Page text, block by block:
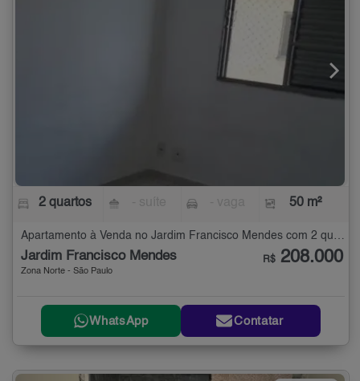
2 quartos 50 m²
Apartamento à Venda no Jardim Francisco Mendes com 2 quartos - 50 m²
Jardim Francisco Mendes
Zona Norte - São Paulo
R$ 208.000
WhatsApp Contatar